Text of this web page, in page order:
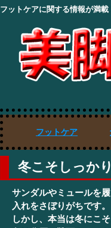
フットケアに関する情報が満載
フットケア
冬こそしっか
サンダルやミュールを
入れをさぼりがちです。
しかし、本当は冬にこ